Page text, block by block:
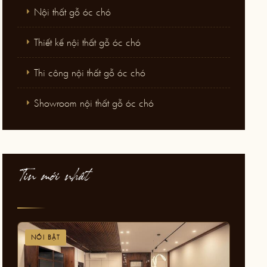
Nội thất gỗ óc chó
Thiết kế nội thất gỗ óc chó
Thi công nội thất gỗ óc chó
Showroom nội thất gỗ óc chó
Tin mới nhất